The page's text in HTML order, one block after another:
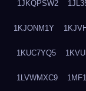
1JKQPSW2
1KJONM1Y
1KUC7YQ5
1LVWMXC9